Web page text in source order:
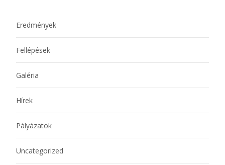
Eredmények
Fellépések
Galéria
Hírek
Pályázatok
Uncategorized